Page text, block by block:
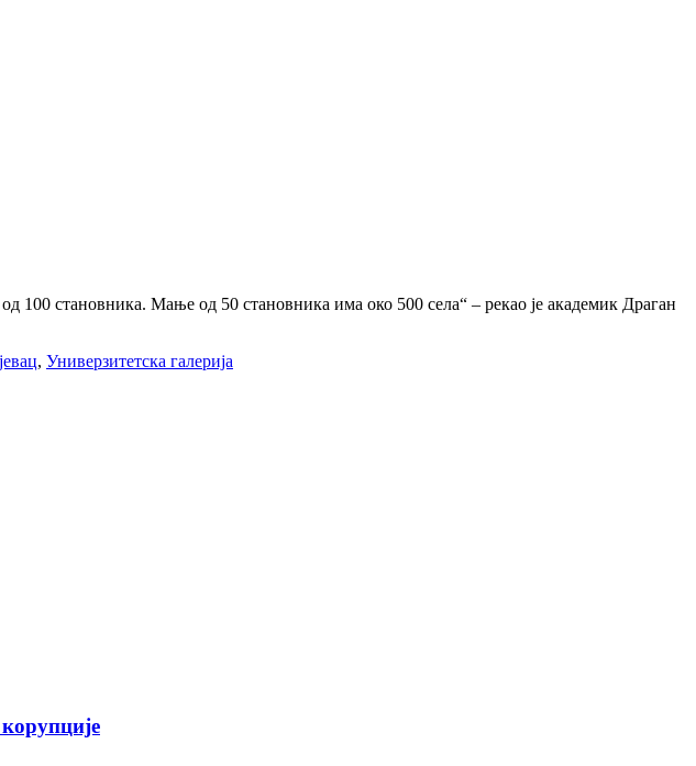
100 становника. Мање од 50 становника има око 500 села“ – рекао је академик Драган
, Универзитетска галерија